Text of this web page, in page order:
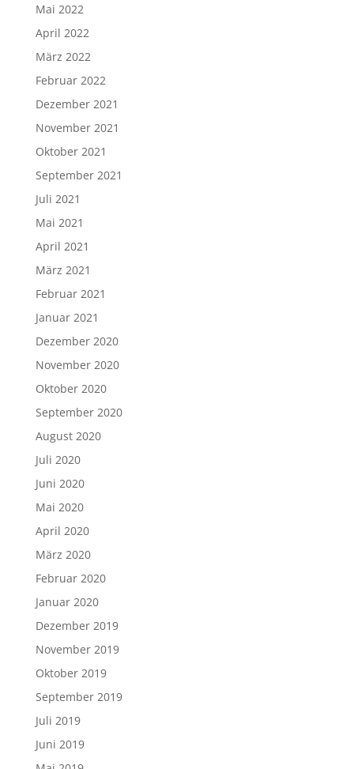
Mai 2022
April 2022
März 2022
Februar 2022
Dezember 2021
November 2021
Oktober 2021
September 2021
Juli 2021
Mai 2021
April 2021
März 2021
Februar 2021
Januar 2021
Dezember 2020
November 2020
Oktober 2020
September 2020
August 2020
Juli 2020
Juni 2020
Mai 2020
April 2020
März 2020
Februar 2020
Januar 2020
Dezember 2019
November 2019
Oktober 2019
September 2019
Juli 2019
Juni 2019